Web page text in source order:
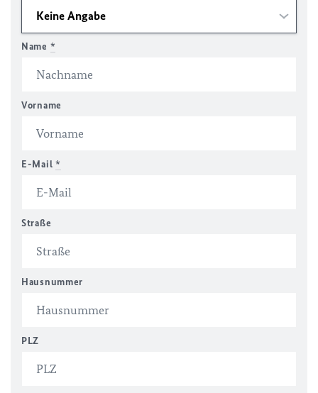
Name *
Vorname
E-Mail *
Straße
Hausnummer
PLZ